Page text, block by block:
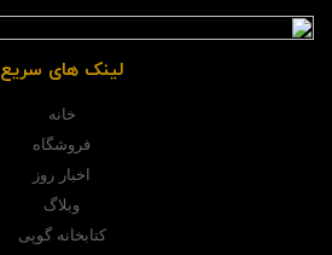
لینک های سریع
خانه
فروشگاه
اخبار روز
وبلاگ
کتابخانه گوپی